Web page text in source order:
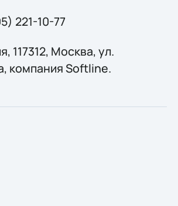
221-10-77
117312, Москва, ул.
компания Softline.